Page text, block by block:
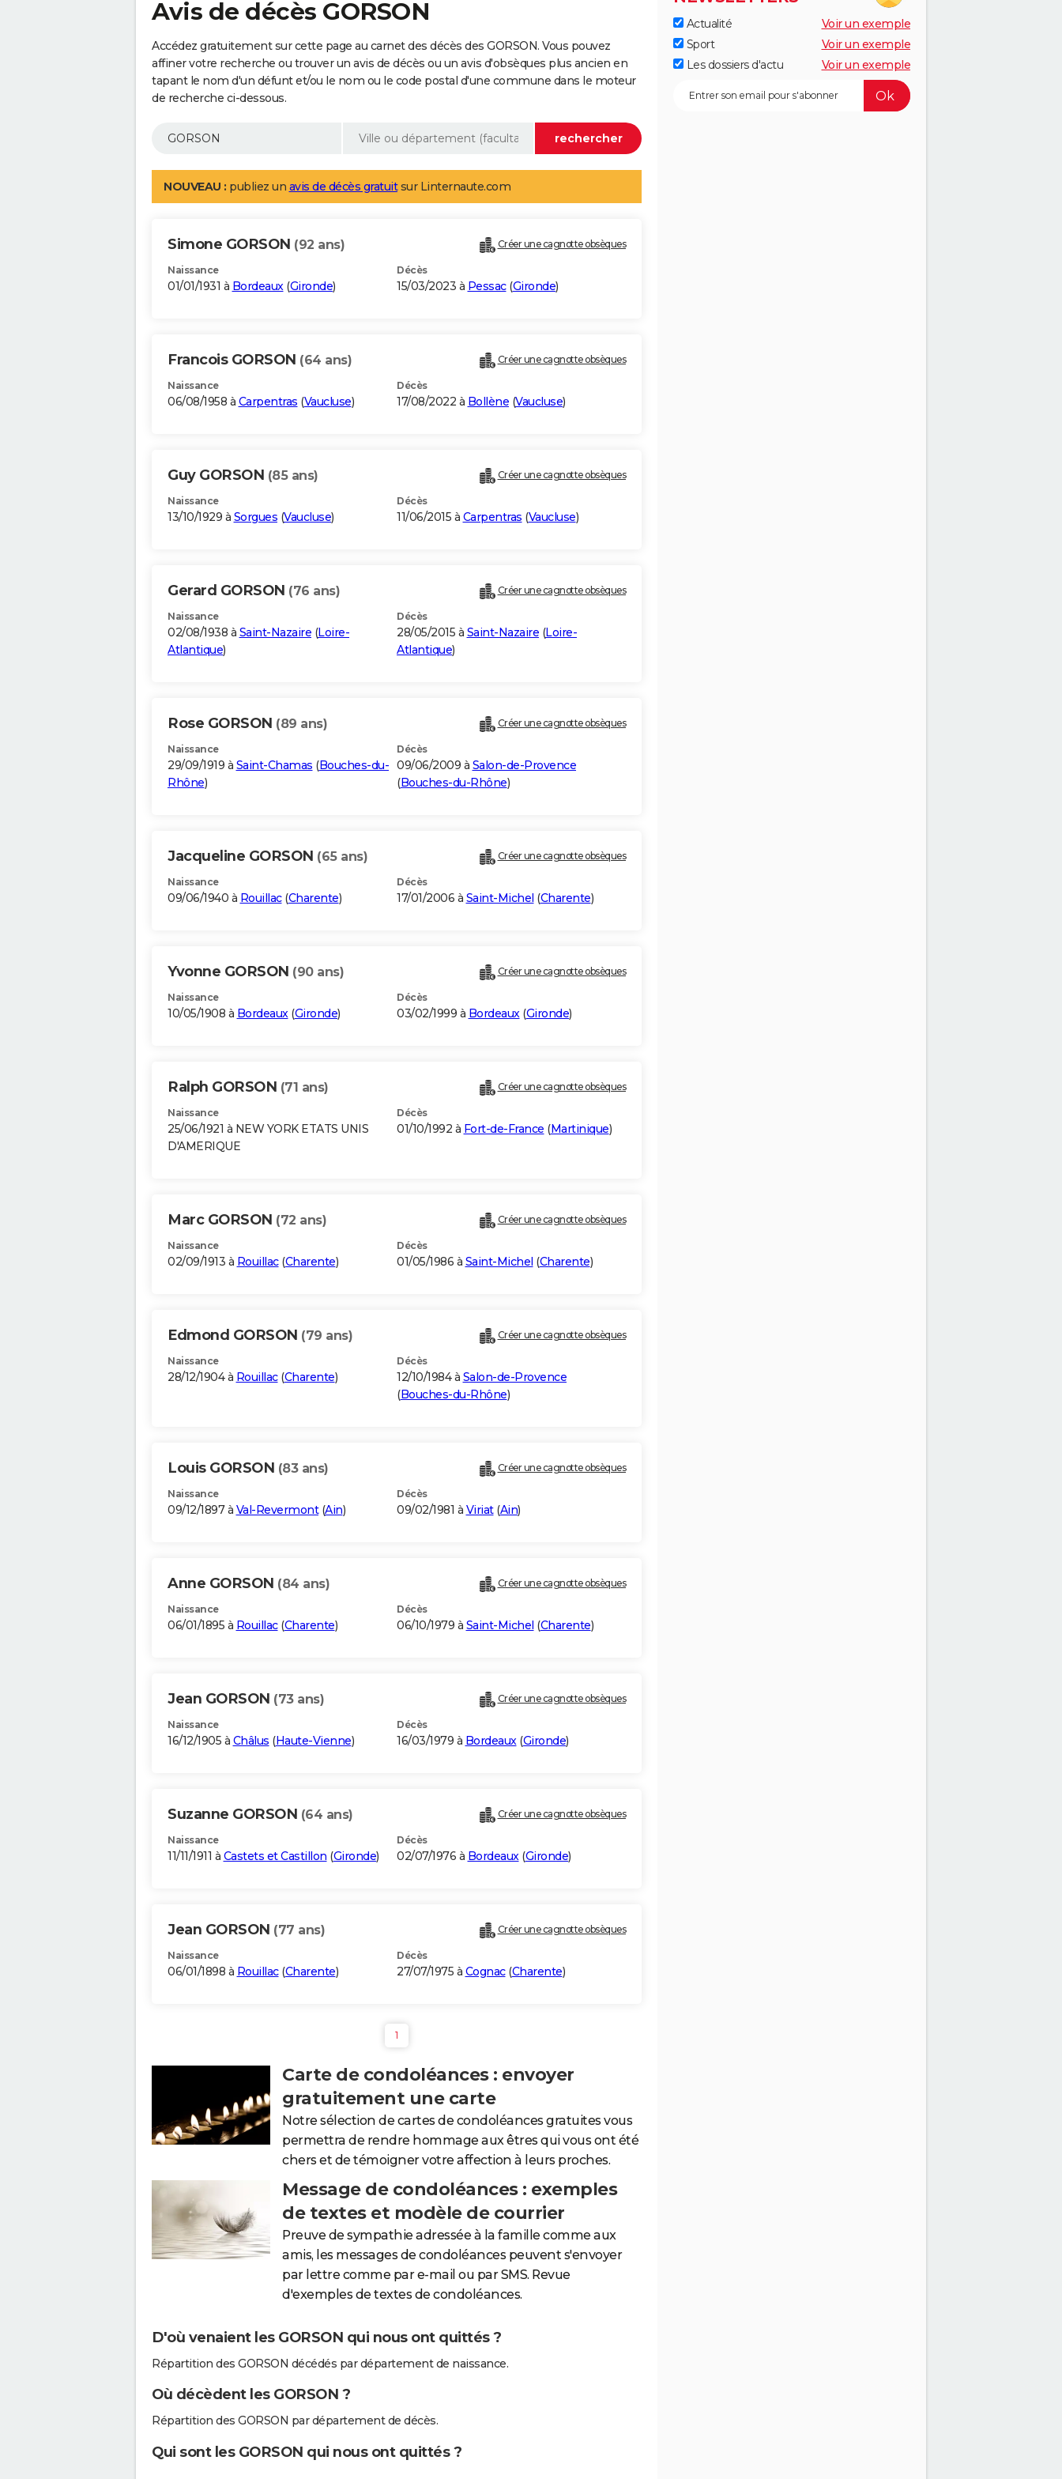
Avis de décès GORSON
Accédez gratuitement sur cette page au carnet des décès des GORSON. Vous pouvez
affiner votre recherche ou trouver un avis de décès ou un avis d'obsèques plus ancien en
tapant le nom d'un défunt et/ou le nom ou le code postal d'une commune dans le moteur
de recherche ci-dessous.
NOUVEAU : publiez un avis de décès gratuitsur Linternaute.com
Simone GORSON (92 ans) Créer une cagnotte obsèques
Naissance
01/01/1931 à Bordeaux(Gironde)
Décès
15/03/2023 à Pessac(Gironde)
Francois GORSON (64 ans) Créer une cagnotte obsèques
Naissance
06/08/1958 à Carpentras (Vaucluse)
Décès
17/08/2022 à Bollène (Vaucluse)
Guy GORSON (85 ans) Créer une cagnotte obsèques
Naissance
13/10/1929 à Sorgues (Vaucluse)
Décès
11/06/2015 à Carpentras (Vaucluse)
Gerard GORSON (76 ans) Créer une cagnotte obsèques
Naissance
02/08/1938 à Saint-Nazaire (Loire-
Atlantique)
Décès
28/05/2015 à Saint-Nazaire (Loire-
Atlantique)
Rose GORSON (89 ans) Créer une cagnotte obsèques
Naissance
29/09/1919 à Saint-Chamas (Bouches-du-
Rhône)
Décès
09/06/2009 à Salon-de-Provence
(Bouches-du-Rhône)
Jacqueline GORSON (65 ans) Créer une cagnotte obsèques
Naissance
09/06/1940 à Rouillac(Charente)
Décès
17/01/2006 à Saint-Michel (Charente)
Yvonne GORSON (90 ans) Créer une cagnotte obsèques
Naissance
10/05/1908 à Bordeaux(Gironde)
Décès
03/02/1999 à Bordeaux(Gironde)
Ralph GORSON (71 ans) Créer une cagnotte obsèques
Naissance
25/06/1921 à NEW YORK ETATS UNIS
D'AMERIQUE
Décès
01/10/1992 à Fort-de-France (Martinique)
Marc GORSON (72 ans) Créer une cagnotte obsèques
Naissance
02/09/1913 à Rouillac(Charente)
Décès
01/05/1986 à Saint-Michel (Charente)
Edmond GORSON (79 ans) Créer une cagnotte obsèques
Naissance
28/12/1904 à Rouillac(Charente)
Décès
12/10/1984 à Salon-de-Provence
(Bouches-du-Rhône)
Louis GORSON (83 ans) Créer une cagnotte obsèques
Naissance
09/12/1897 à Val-Revermont(Ain)
Décès
09/02/1981 à Viriat(Ain)
Anne GORSON (84 ans) Créer une cagnotte obsèques
Naissance
06/01/1895 à Rouillac(Charente)
Décès
06/10/1979 à Saint-Michel (Charente)
Jean GORSON (73 ans) Créer une cagnotte obsèques
Naissance
16/12/1905 à Châlus (Haute-Vienne)
Décès
16/03/1979 à Bordeaux(Gironde)
Suzanne GORSON (64 ans) Créer une cagnotte obsèques
Naissance
11/11/1911 à Castets et Castillon (Gironde)
Décès
02/07/1976 à Bordeaux(Gironde)
Jean GORSON (77 ans) Créer une cagnotte obsèques
Naissance
06/01/1898 à Rouillac(Charente)
Décès
27/07/1975 à Cognac(Charente)
1
Carte de condoléances : envoyer
gratuitement une carte
Notre sélection de cartes de condoléances gratuites vous
permettra de rendre hommage aux êtres qui vous ont été
chers et de témoigner votre affection à leurs proches.
Message de condoléances : exemples
de textes et modèle de courrier
Preuve de sympathie adressée à la famille comme aux
amis, les messages de condoléances peuvent s'envoyer
par lettre comme par e-mail ou par SMS. Revue
d'exemples de textes de condoléances.
D'où venaient les GORSON qui nous ont quittés ?
Répartition des GORSON décédés par département de naissance.
Où décèdent les GORSON ?
Répartition des GORSON par département de décès.
Qui sont les GORSON qui nous ont quittés ?
Actualité
Voir un exemple
Sport
Voir un exemple
Les dossiers d'actu
Voir un exemple